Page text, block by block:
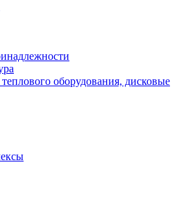
оборудования, дисковые